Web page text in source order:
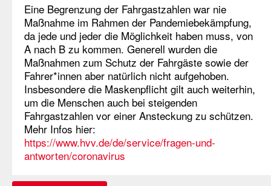
Eine Begrenzung der Fahrgastzahlen war nie
Maßnahme im Rahmen der Pandemiebekämpfung,
da jede und jeder die Möglichkeit haben muss, von
A nach B zu kommen. Generell wurden die
Maßnahmen zum Schutz der Fahrgäste sowie der
Fahrer*innen aber natürlich nicht aufgehoben.
Insbesondere die Maskenpflicht gilt auch weiterhin,
um die Menschen auch bei steigenden
Fahrgastzahlen vor einer Ansteckung zu schützen.
Mehr Infos hier:
https://www.hvv.de/de/service/fragen-und-
antworten/coronavirus